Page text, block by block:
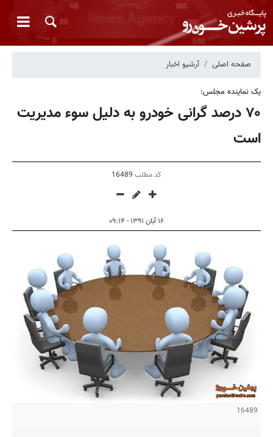
صفحه اصلی آرشیو اخبار
یک نماینده مجلس:
۷۰ درصد گرانی خودرو به دلیل سوء مدیریت
است
کد مطلب 16489
۱۶ آبان ۱۳۹۱ - ۰۹:۱۴
16489